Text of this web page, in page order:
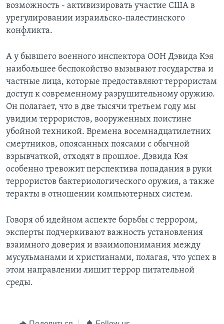
возможность - активизировать участие США в
урегулировании израильско-палестинского
конфликта.
А у бывшего военного инспектора ООН Дэвида Кэя
наибольшее беспокойство вызывают государства и
частные лица, которые предоставляют террористам
доступ к современному разрушительному оружию.
Он полагает, что в две тысячи третьем году мы
увидим террористов, вооруженных поистине
убойной техникой. Времена восемнадцатилетних
смертников, опоясанных поясами с обычной
взрывчаткой, отходят в прошлое. Дэвида Кэя
особенно тревожит перспектива попадания в руки
террористов бактериологического оружия, а также
теракты в отношении компьютерных систем.
Говоря об идейном аспекте борьбы с террором,
эксперты подчеркивают важность установления
взаимного доверия и взаимопонимания между
мусульманами и христианами, полагая, что успех в
этом направлении лишит террор питательной
среды.